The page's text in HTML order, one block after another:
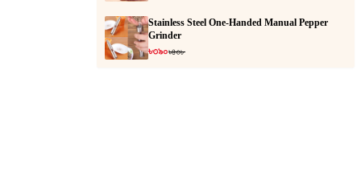
Stainless Steel One-Handed Manual Pepper
Grinder
৳৩৯০৳৪৩৮